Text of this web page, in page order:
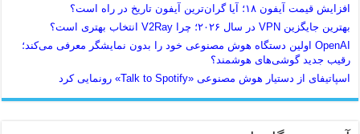
افزایش قیمت آیفون ۱۸؛ آیا گران‌ترین آیفون تاریخ در راه است؟
بهترین جایگزین VPN در سال ۲۰۲۶؛ چرا V2Ray انتخاب بهتری است؟
OpenAI اولین دستگاه هوش مصنوعی خود را بدون نمایشگر معرفی می‌کند؛
رقیب جدید گوشی‌های هوشمند؟
اسپاتیفای از دستیار هوش مصنوعی «Talk to Spotify» رونمایی کرد